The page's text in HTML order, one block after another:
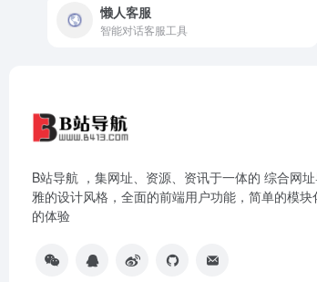
懒人客服
智能对话客服工具
B站导航 ，集网址、资源、资讯于一体的 综合网
雅的设计风格，全面的前端用户功能，简单的模块
的体验